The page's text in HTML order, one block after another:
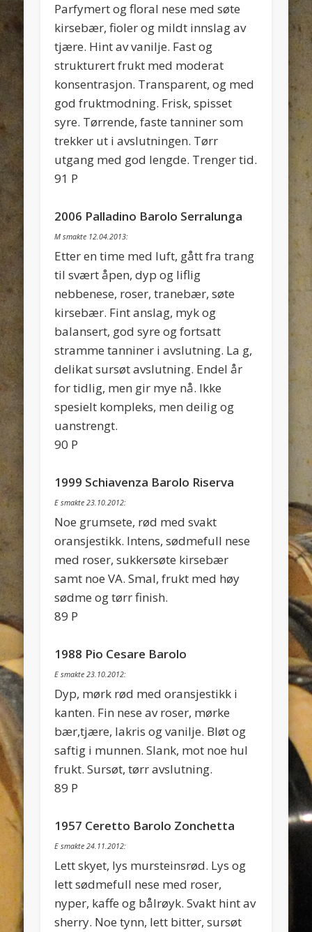
Parfymert og floral nese med søte
kirsebær, fioler og mildt innslag av
tjære. Hint av vanilje. Fast og
strukturert frukt med moderat
konsentrasjon. Transparent, og med
god fruktmodning. Frisk, spisset
syre. Tørrende, faste tanniner som
trekker ut i avslutningen. Tørr
utgang med god lengde. Trenger tid.
91 P
2006 Palladino Barolo Serralunga
M smakte 12.04.2013:
Etter en time med luft, gått fra trang
til svært åpen, dyp og liflig
nebbenese, roser, tranebær, søte
kirsebær. Fint anslag, myk og
balansert, god syre og fortsatt
stramme tanniner i avslutning. La g,
delikat sursøt avslutning. Endel år
for tidlig, men gir mye nå. Ikke
spesielt kompleks, men deilig og
uanstrengt.
90 P
1999 Schiavenza Barolo Riserva
E smakte 23.10.2012:
Noe grumsete, rød med svakt
oransjestikk. Intens, sødmefull nese
med roser, sukkersøte kirsebær
samt noe VA. Smal, frukt med høy
sødme og tørr finish.
89 P
1988 Pio Cesare Barolo
E smakte 23.10.2012:
Dyp, mørk rød med oransjestikk i
kanten. Fin nese av roser, mørke
bær,tjære, lakris og vanilje. Bløt og
saftig i munnen. Slank, mot noe hul
frukt. Sursøt, tørr avslutning.
89 P
1957 Ceretto Barolo Zonchetta
E smakte 24.11.2012:
Lett skyet, lys mursteinsrød. Lys og
lett sødmefull nese med roser,
nyper, kaffe og bålrøyk. Svakt hint av
sherry. Noe tynn, lett bitter, sursøt